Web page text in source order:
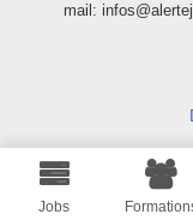
mail:
© 2022
Jobs